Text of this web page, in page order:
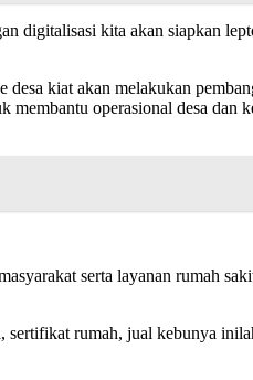
digitalisasi kita akan siapkan
kiat akan melakukan
operasional desa dan
serta layanan rumah
rumah, jual kebunya